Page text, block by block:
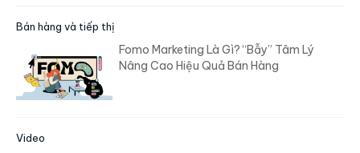
Bán hàng và tiếp thị
Fomo Marketing Là Gì? “Bẫy” Tâm Lý
Nâng Cao Hiệu Quả Bán Hàng
Video